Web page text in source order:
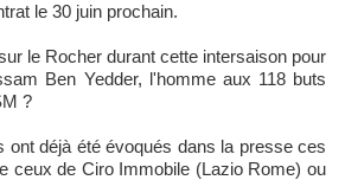
le 30 juin prochain.
le Rocher durant cette intersaison pour
Ben Yedder, l'homme aux 118 buts
?
ont déjà été évoqués dans la presse ces
ceux de Ciro Immobile (Lazio Rome) ou